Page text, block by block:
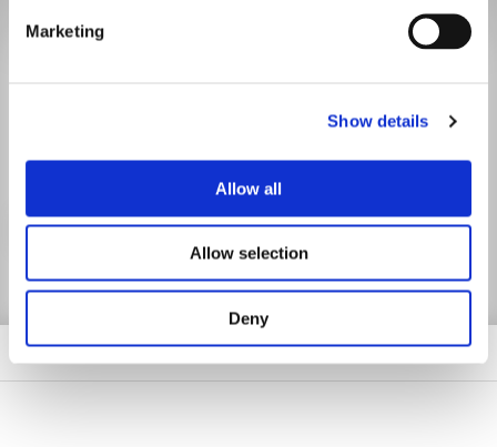
Marketing
Show details
Allow all
Allow selection
Deny
BLEIBEN SIE AUF DEM
Mit unserem Newsletter sind Sie stets gut informiert.
Jetzt anmelden